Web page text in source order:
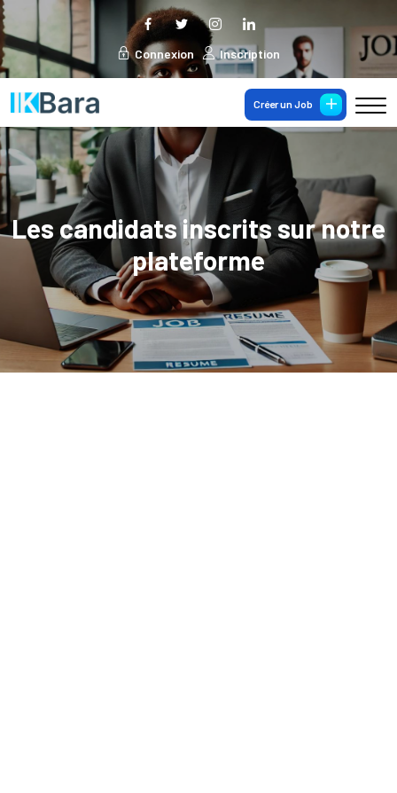
Connexion Inscription
Créer un Job
Les candidats inscrits sur notre
plateforme